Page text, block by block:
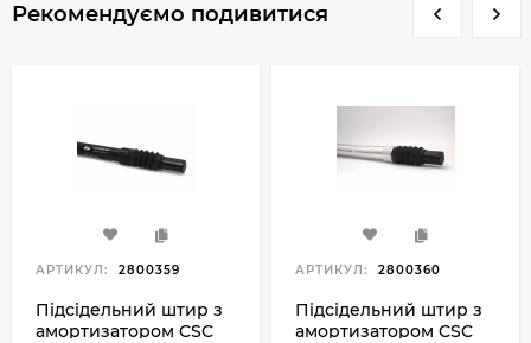
Рекомендуємо подивитися
АРТИКУЛ: 2800359
Підсідельний штир з
амортизатором CSC
АРТИКУЛ: 2800360
Підсідельний штир з
амортизатором CSC